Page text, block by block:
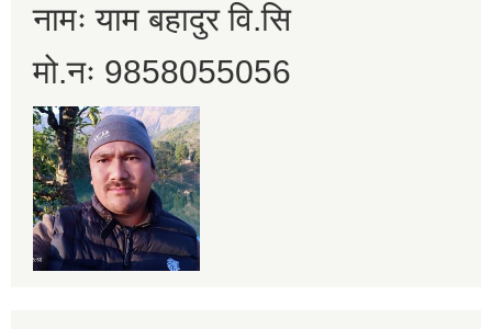
नामः याम बहादुर वि.सि
मो.नः 9858055056